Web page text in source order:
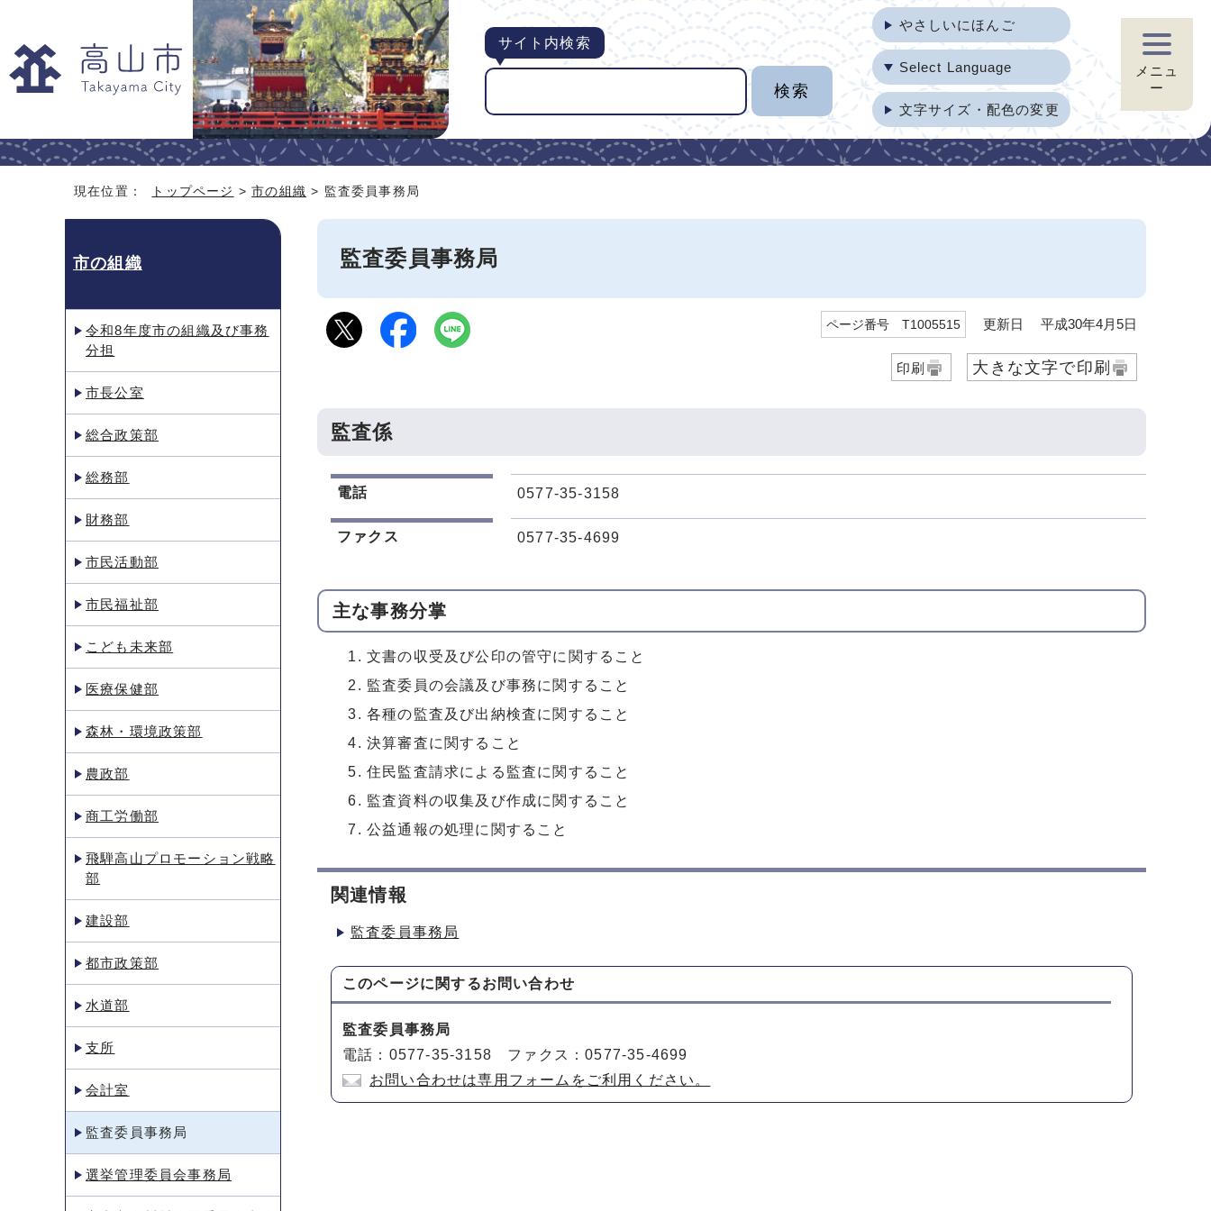
サイト内検索
やさしいにほんご
Select Language
文字サイズ・配色の変更
メニュ
ー
現在位置： トップページ >市の組織 > 監査委員事務局
監査委員事務局
ページ番号 T1005515 更新日 平成30年4月5日
印刷 大きな文字で印刷
監査係
電話 0577-35-3158
ファクス 0577-35-4699
主な事務分掌
文書の収受及び公印の管守に関すること
監査委員の会議及び事務に関すること
各種の監査及び出納検査に関すること
決算審査に関すること
住民監査請求による監査に関すること
監査資料の収集及び作成に関すること
公益通報の処理に関すること
関連情報
監査委員事務局
このページに関するお問い合わせ
監査委員事務局
電話：0577-35-3158 ファクス：0577-35-4699
お問い合わせは専用フォームをご利用ください。
市の組織
令和8年度市の組織及び事務
分担
市長公室
総合政策部
総務部
財務部
市民活動部
市民福祉部
こども未来部
医療保健部
森林・環境政策部
農政部
商工労働部
飛騨高山プロモーション戦略
部
建設部
都市政策部
水道部
支所
会計室
監査委員事務局
選挙管理委員会事務局